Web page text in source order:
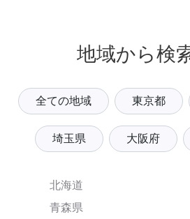
地域から検
全ての地域 東京都
埼玉県 大阪府
北海道
青森県